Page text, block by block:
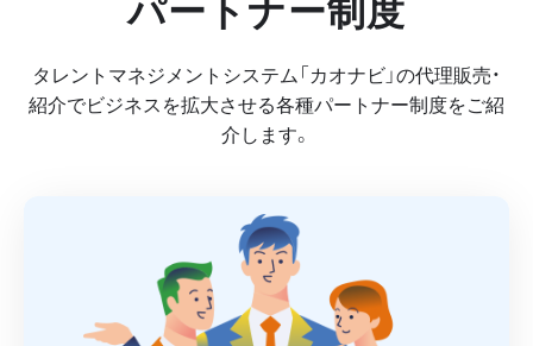
タレントマネジメントシステム「カオナビ」の代理販売・
紹介でビジネスを拡大させる各種パートナー制度をご紹
介します。